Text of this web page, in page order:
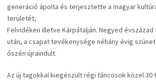
generáció ápolta és terjesztette a magyar
területét,
Felvidéken illetve Kárpátalján. Negyed
után, a csapat tevékenysége néhány évig
őszén újraindult.
Az új tagokkal kiegészült régi táncosok közel 30